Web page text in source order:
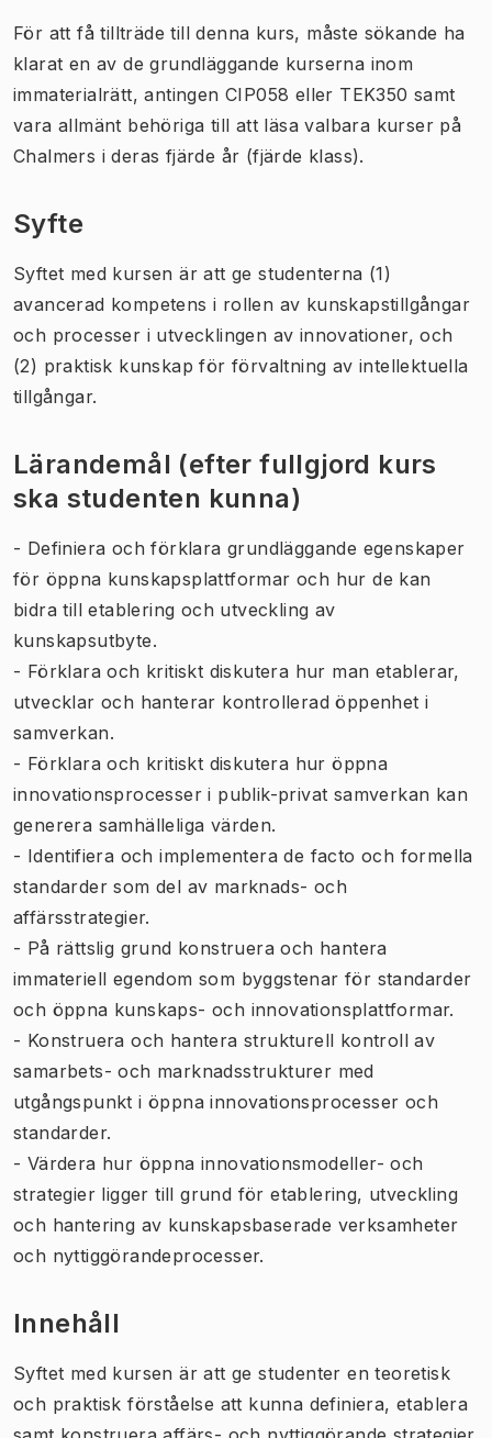
För att få tillträde till denna kurs, måste sökande ha
klarat en av de grundläggande kurserna inom
immaterialrätt, antingen CIP058 eller TEK350 samt
vara allmänt behöriga till att läsa valbara kurser på
Chalmers i deras fjärde år (fjärde klass).
Syfte
Syftet med kursen är att ge studenterna (1)
avancerad kompetens i rollen av kunskapstillgångar
och processer i utvecklingen av innovationer, och
(2) praktisk kunskap för förvaltning av intellektuella
tillgångar.
Lärandemål (efter fullgjord kurs
ska studenten kunna)
- Definiera och förklara grundläggande egenskaper
för öppna kunskapsplattformar och hur de kan
bidra till etablering och utveckling av
kunskapsutbyte.
- Förklara och kritiskt diskutera hur man etablerar,
utvecklar och hanterar kontrollerad öppenhet i
samverkan.
- Förklara och kritiskt diskutera hur öppna
innovationsprocesser i publik-privat samverkan kan
generera samhälleliga värden.
- Identifiera och implementera de facto och formella
standarder som del av marknads- och
affärsstrategier.
- På rättslig grund konstruera och hantera
immateriell egendom som byggstenar för standarder
och öppna kunskaps- och innovationsplattformar.
- Konstruera och hantera strukturell kontroll av
samarbets- och marknadsstrukturer med
utgångspunkt i öppna innovationsprocesser och
standarder.
- Värdera hur öppna innovationsmodeller- och
strategier ligger till grund för etablering, utveckling
och hantering av kunskapsbaserade verksamheter
och nyttiggörandeprocesser.
Innehåll
Syftet med kursen är att ge studenter en teoretisk
och praktisk förståelse att kunna definiera, etablera